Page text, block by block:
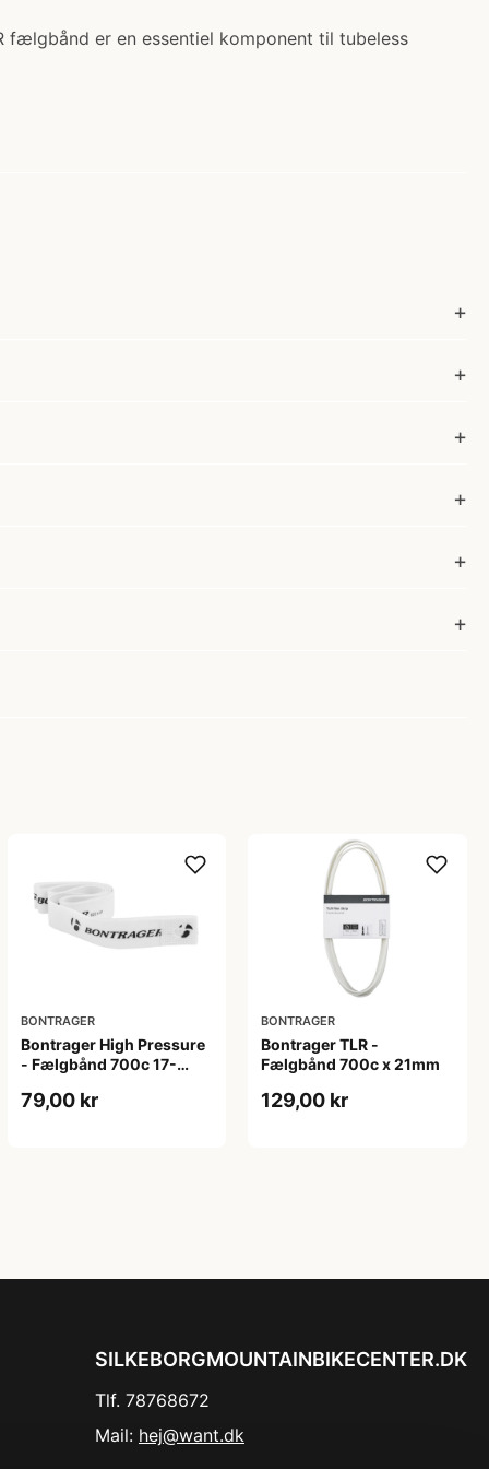
fælgbånd er en essentiel komponent til tubeless
BONTRAGER
Bontrager High Pressure
- Fælgbånd 700c 17-
79,00 kr
BONTRAGER
Bontrager TLR -
Fælgbånd 700c x 21mm
129,00 kr
SILKEBORGMOUNTAINBIKECENTER.DK
Tlf. 78768672
Mail: hej@want.dk